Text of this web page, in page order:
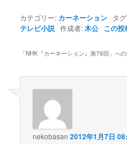
カテゴリー: カーネーション タ
テレビ小説 作成者:木公 この投
「NHK『カーネーション』第79回 」へ
nekobasan 2012年1月7日